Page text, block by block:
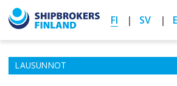
FI SV
LAUSUNNOT